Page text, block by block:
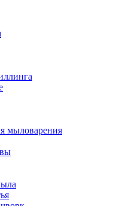
мыловарения